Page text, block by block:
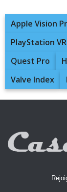
Apple Vision
PlayStation
Quest Pro
Valve Index